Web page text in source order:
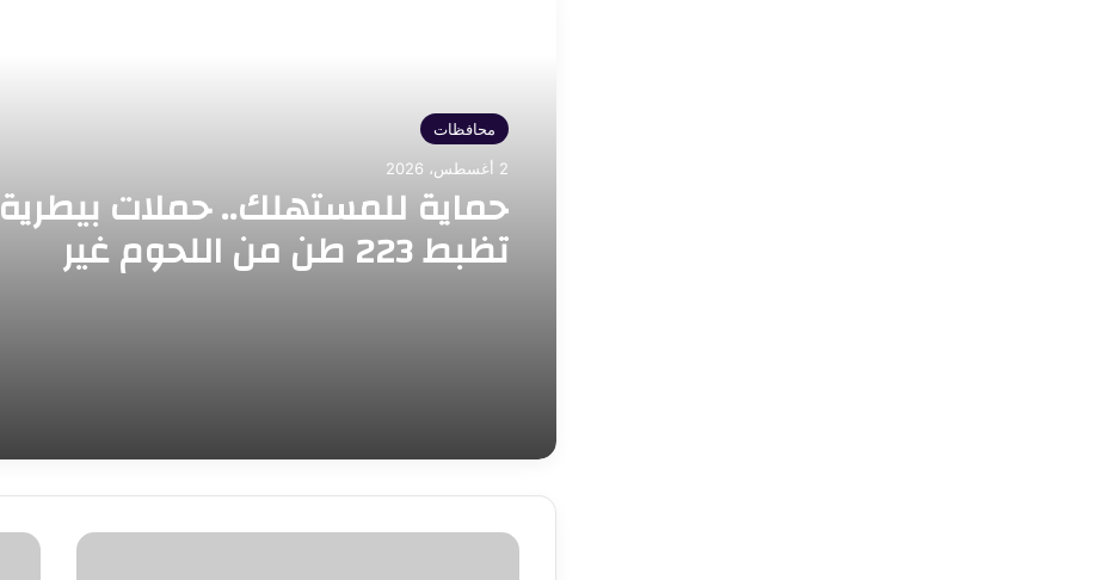
محافظات
2 أغسطس، 2026
حماية للمستهلك.. حملات بيطرية
تظبط 223 طن من اللحوم غير
الصالحة للاستهلاك
القنصلية
بعثة